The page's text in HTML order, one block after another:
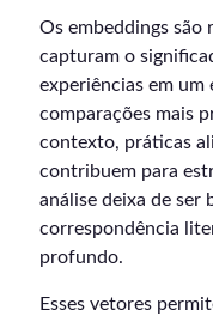
Os embeddings são
capturam o
experiências em
comparações mais
contexto, práticas
contribuem para
análise deixa de ser
correspondência
profundo.
Esses vetores